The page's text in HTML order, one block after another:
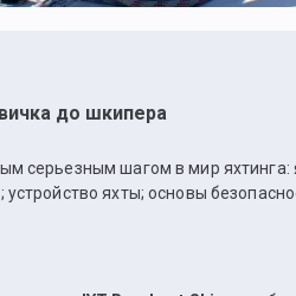
до шкипера
серьезным шагом в мир яхтинга:
устройство яхты; основы